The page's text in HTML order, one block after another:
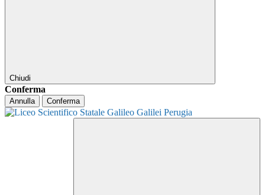
Chiudi
Conferma
Annulla Conferma